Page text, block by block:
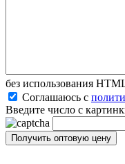
без иcпользования
Соглашаюсь с
Введите число с